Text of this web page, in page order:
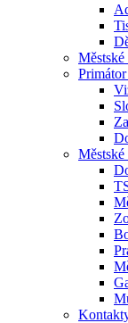
Městské
Městské